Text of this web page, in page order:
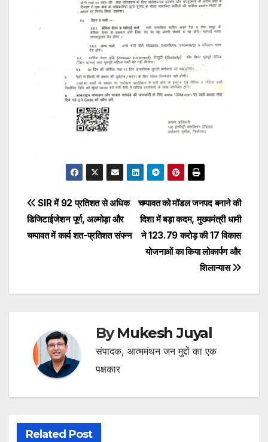
Post
navigation
चम्पावत को मॉडल जनपद बनाने की
दिशा में बड़ा कदम, मुख्यमंत्री धामी
ने ₹123.79 करोड़ की 17 विकास
योजनाओं का किया लोकार्पण और
शिलान्यास
SIR में 92 प्रतिशत से अधिक
डिजिटाईजेशन पूर्ण, अल्मोड़ा और
चम्पावत में कार्य शत-प्रतिशत संपन्न
ByMukesh Juyal
संपादक, आत्ममंथन जन मुद्दों का एक
पक्षकार
Related Post